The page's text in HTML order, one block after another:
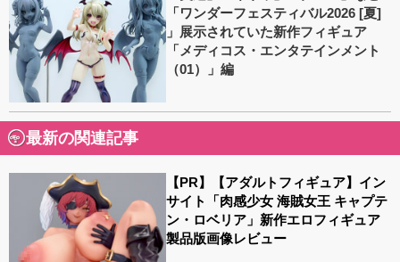
「ワンダーフェスティバル2026 [夏]
」展示されていた新作フィギュア
「メディコス・エンタテインメント
（01）」編
最新の関連記事
【PR】【アダルトフィギュア】イン
サイト「肉感少女 海賊女王 キャプテ
ン・ロベリア」新作エロフィギュア
製品版画像レビュー